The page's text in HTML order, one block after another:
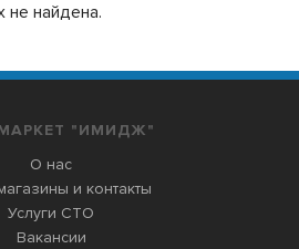
найдена.
"ИМИДЖ"
О нас
и контакты
Услуги СТО
Вакансии